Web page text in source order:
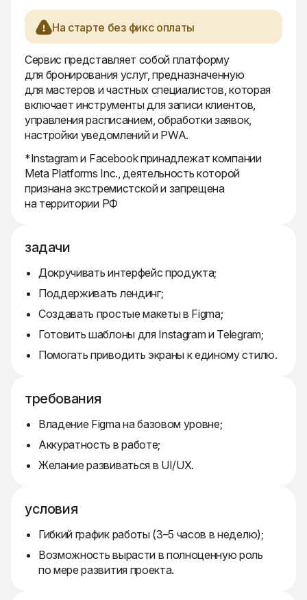
На старте без фикс оплаты
Сервис представляет собой платформу
для бронирования услуг, предназначенную
для мастеров и частных специалистов, которая
включает инструменты для записи клиентов,
управления расписанием, обработки заявок,
настройки уведомлений и PWA.
*Instagram и Facebook принадлежат компании
Meta Platforms Inc., деятельность которой
признана экстремистской и запрещена
на территории РФ
задачи
Докручивать интерфейс продукта;
Поддерживать лендинг;
Создавать простые макеты в Figma;
Готовить шаблоны для Instagram и Telegram;
Помогать приводить экраны к единому стилю.
требования
Владение Figma на базовом уровне;
Аккуратность в работе;
Желание развиваться в UI/UX.
условия
Гибкий график работы (3–5 часов в неделю);
Возможность вырасти в полноценную роль
по мере развития проекта.